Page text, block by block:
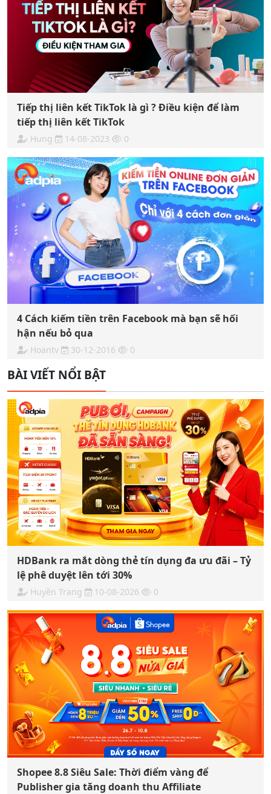
Tiếp thị liên kết TikTok là gì ? Điều kiện để làm
tiếp thị liên kết TikTok
Hung 14-08-2023 0
4 Cách kiếm tiền trên Facebook mà bạn sẽ hối
hận nếu bỏ qua
Hoantv 30-12-2016 0
BÀI VIẾT NỔI BẬT
HDBank ra mắt dòng thẻ tín dụng đa ưu đãi – Tỷ
lệ phê duyệt lên tới 30%
Huyền Trang 10-08-2026 0
Shopee 8.8 Siêu Sale: Thời điểm vàng để
Publisher gia tăng doanh thu Affiliate